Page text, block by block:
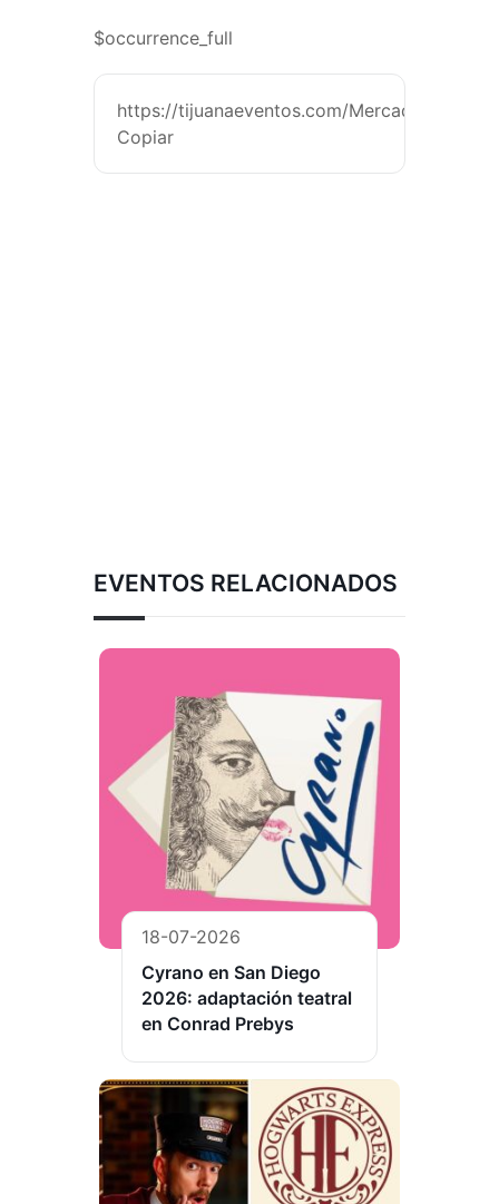
$occurrence_full
https://tijuanaeventos.com/
Copiar
EVENTOS RELACIONADOS
18-07-2026
Cyrano en San Diego
2026: adaptación teatral
en Conrad Prebys